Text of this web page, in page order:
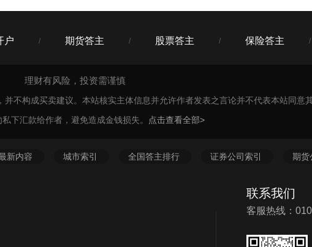
户 / 期货答主 / 股票答主 / 保险答主 /
理财有风险，投资需谨慎
不构成买卖建议。本站核实主体信息并允许作者发表之言论并不代表本站同意
下汇款给作者，避免造成金钱损失。
点击查看全部>
新内容 城市索引 全国答主排行 证券公司索引 期货
联系我们
客服热线：